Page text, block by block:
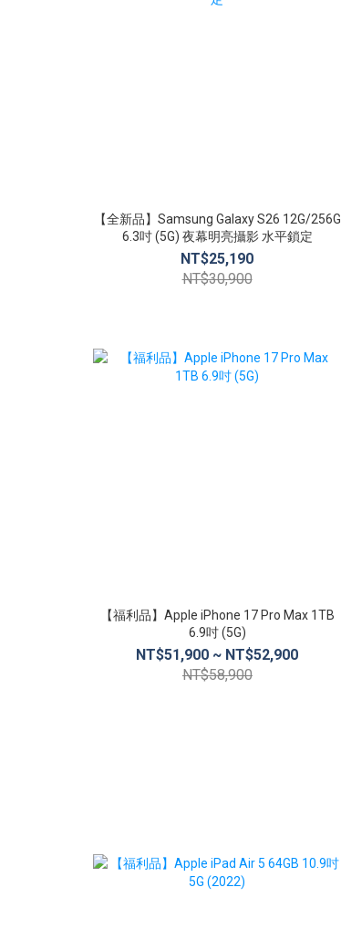
【全新品】Samsung Galaxy S26 12G/256G
6.3吋 (5G) 夜幕明亮攝影 水平鎖定
NT$25,190
NT$30,900
【福利品】Apple iPhone 17 Pro Max 1TB
6.9吋 (5G)
NT$51,900 ~ NT$52,900
NT$58,900